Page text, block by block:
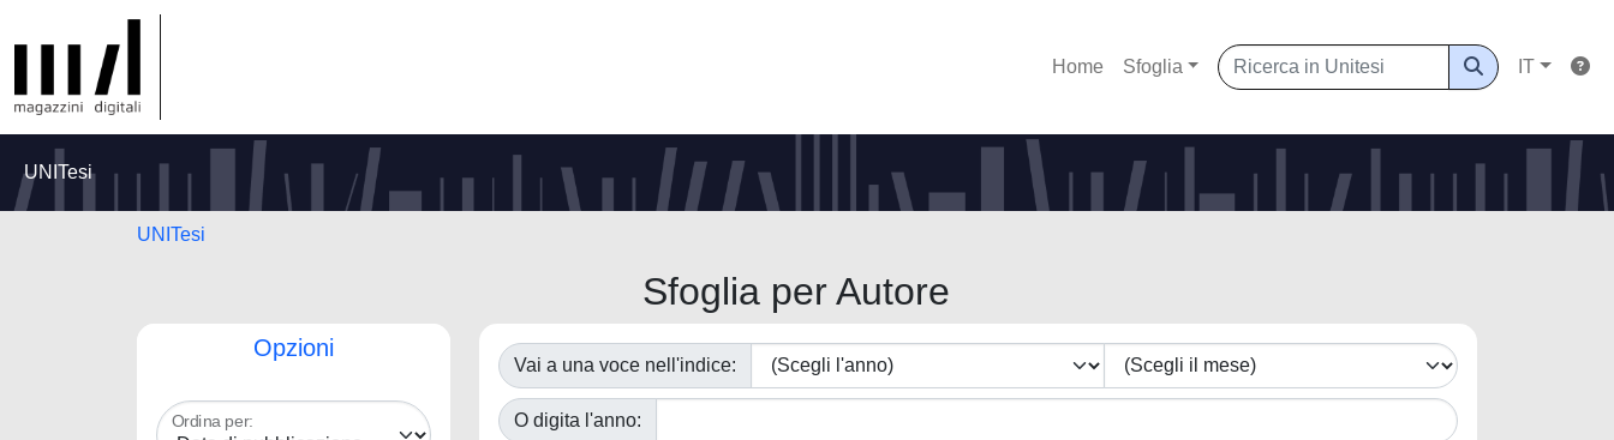
Home Sfoglia IT
UNITesi
UNITesi
Sfoglia per Autore
Opzioni
Ordina per:
Vai a una voce nell'indice:
O digita l'anno: